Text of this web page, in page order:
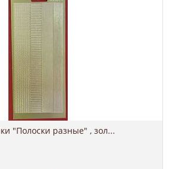
"Полоски разные" , зол...